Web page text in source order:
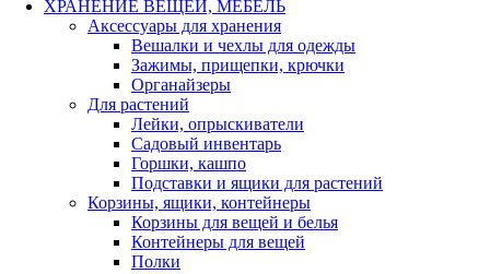
ХРАНЕНИЕ ВЕЩЕЙ, МЕБЕЛЬ
Аксессуары для хранения
Вешалки и чехлы для одежды
Зажимы, прищепки, крючки
Органайзеры
Для растений
Лейки, опрыскиватели
Садовый инвентарь
Горшки, кашпо
Подставки и ящики для растений
Корзины, ящики, контейнеры
Корзины для вещей и белья
Контейнеры для вещей
Полки